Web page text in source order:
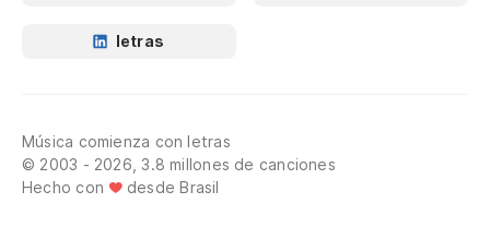
letras
Música comienza con letras
© 2003 - 2026, 3.8 millones de canciones
Hecho con
desde Brasil